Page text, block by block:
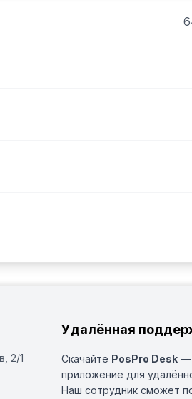
2/1
Удалённая
Скачайте PosPro Desk —
приложение для
Наш сотрудник сможет